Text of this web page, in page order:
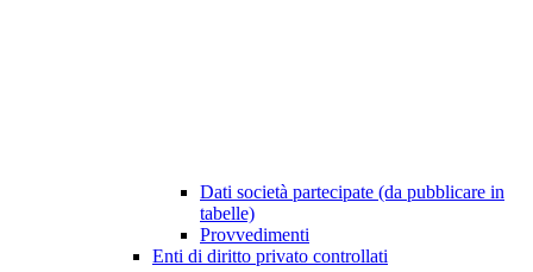
Dati società partecipate (da pubblicare in
tabelle)
Provvedimenti
Enti di diritto privato controllati